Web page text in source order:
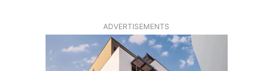
ADVERTISEMENTS